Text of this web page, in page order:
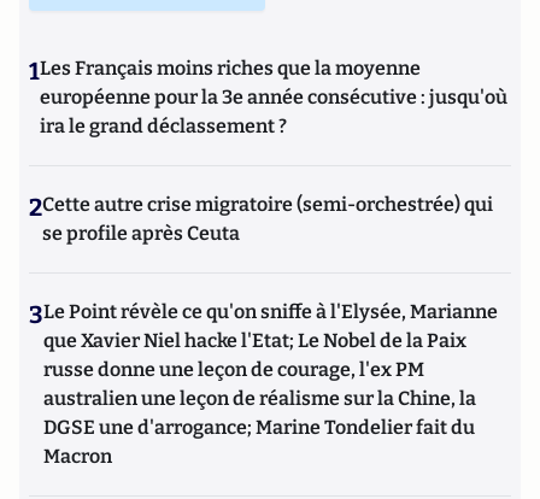
1Les Français moins riches que la moyenne
européenne pour la 3e année consécutive : jusqu'où
ira le grand déclassement ?
2Cette autre crise migratoire (semi-orchestrée) qui
se profile après Ceuta
3Le Point révèle ce qu'on sniffe à l'Elysée, Marianne
que Xavier Niel hacke l'Etat; Le Nobel de la Paix
russe donne une leçon de courage, l'ex PM
australien une leçon de réalisme sur la Chine, la
DGSE une d'arrogance; Marine Tondelier fait du
Macron